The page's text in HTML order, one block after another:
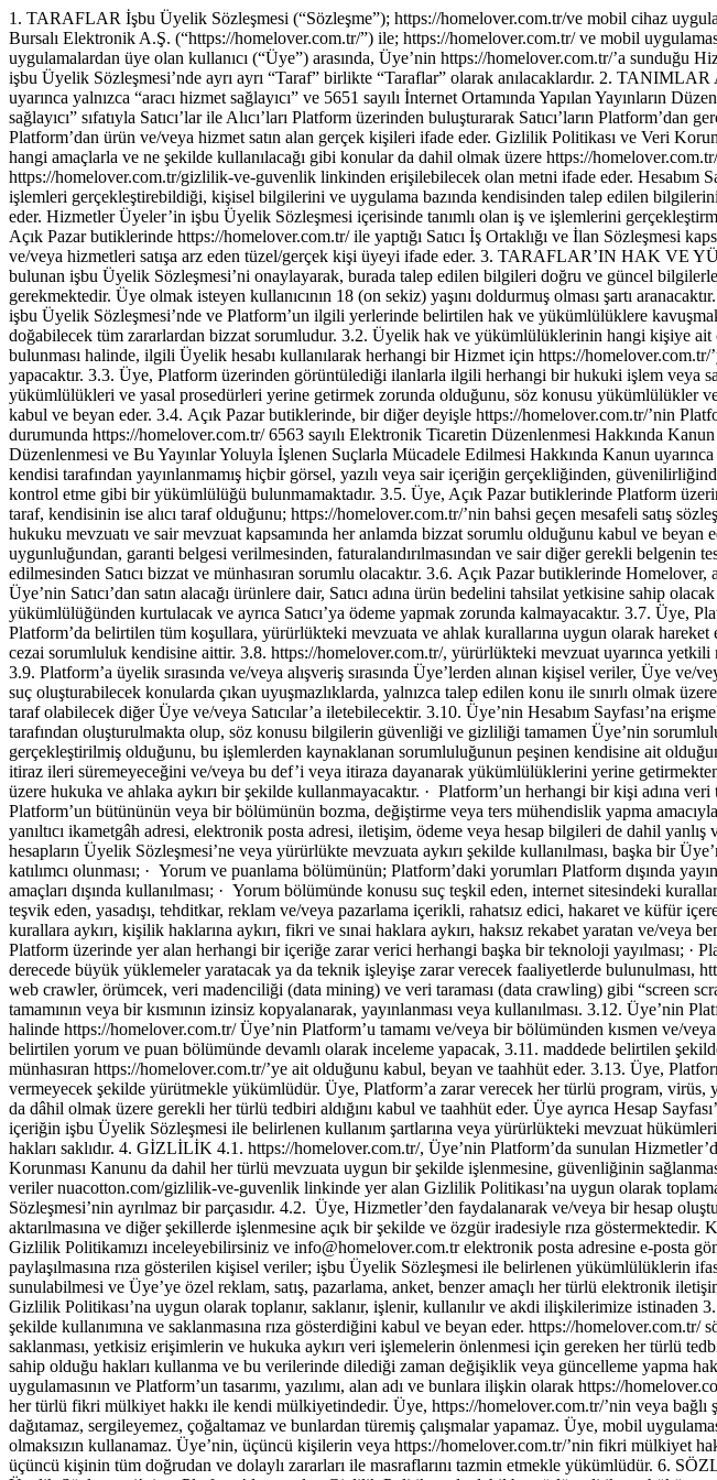
1. TARAFLAR İşbu Üyelik Sözleşmesi (“Sözleşme”); https://homelover.com.tr/ve mobil cihaz uygulamalarının sahibi olan ve DOSAB Çiğdem 1 Sokak No:14, 16369 Osmangazi/Bursa adresinde bulunan Bursalı Elektronik A.Ş. (“https://homelover.com.tr/”) ile; https://homelover.com.tr/ ve mobil uygulamasına (“Platform”) aşağıdaki şartları kabul ederek üye olan websitesi kullanıcısı veya mobil cihazlara kurulan uygulamalardan üye olan kullanıcı (“Üye”) arasında, Üye’nin https://homelover.com.tr/’a sunduğu Hizmetler’den yararlanmasına ilişkin koşulların belirlenmesi için akdedilmiştir. https://homelover.com.tr/ ve Üye işbu Üyelik Sözleşmesi’nde ayrı ayrı “Taraf” birlikte “Taraflar” olarak anılacaklardır. 2. TANIMLAR Açık Pazar https://homelover.com.tr/’nin 6563 sayılı Elektronik Ticaretin Düzenlenmesi Hakkında Kanun uyarınca yalnızca “aracı hizmet sağlayıcı” ve 5651 sayılı İnternet Ortamında Yapılan Yayınların Düzenlenmesi ve Bu Yayınlar Yoluyla İşlenen Suçlarla Mücadele Edilmesi Hakkında Kanun uyarınca “yer sağlayıcı” sıfatıyla Satıcı’lar ile Alıcı’ları Platform üzerinden buluşturarak Satıcı’ların Platform’dan gerçekleştirdikleri ürün ve/veya hizmet satışlarına ticari temsilci olarak aracılık ettiği modeli ifade eder. Alıcı Platform’dan ürün ve/veya hizmet satın alan gerçek kişileri ifade eder. Gizlilik Politikası ve Veri Koruma Bildirimi Üyeler’in Platform üzerinden ilettikleri kişisel verilerin, https://homelover.com.tr/ tarafından hangi amaçlarla ve ne şekilde kullanılacağı gibi konular da dahil olmak üzere https://homelover.com.tr/’nin kişisel verilere ve çerez kullanımına ilişkin genel gizlilik politikasını düzenleyen ve Platform üzerinden https://homelover.com.tr/gizlilik-ve-guvenlik linkinden erişilebilecek olan metni ifade eder. Hesabım Sayfası Üye’nin Platform’da yer alan çeşitli uygulamalardan ve Hizmetler’den yararlanabilmesi için gerekli işlemleri gerçekleştirebildiği, kişisel bilgilerini ve uygulama bazında kendisinden talep edilen bilgilerini girdiği sadece ilgili Üye tarafından belirlenen kullanıcı adı ve şifre ile erişilebilen Üye’ye özel sayfayı ifade eder. Hizmetler Üyeler’in işbu Üyelik Sözleşmesi içerisinde tanımlı olan iş ve işlemlerini gerçekleştirmelerini sağlamak amacıyla https://homelover.com.tr/ tarafından ortaya konulan uygulamaları ifade eder. Satıcı Açık Pazar butiklerinde https://homelover.com.tr/ ile yaptığı Satıcı İş Ortaklığı ve İlan Sözleşmesi kapsamında Platform’a üye olan ve oluşturduğu hesap üzerinden yayınladığı ilanlar aracılığıyla çeşitli ürün ve/veya hizmetleri satışa arz eden tüzel/gerçek kişi üyeyi ifade eder. 3. TARAFLAR’IN HAK VE YÜKÜMLÜLÜKLERİ 3.1. Üyelik statüsünün kazanılması için, Üye olmak isteyen kullanıcının, Platform’da bulunan işbu Üyelik Sözleşmesi’ni onaylayarak, burada talep edilen bilgileri doğru ve güncel bilgilerle doldurması, Üyelik başvurusunun https://homelover.com.tr/tarafından değerlendirilerek onaylanması gerekmektedir. Üye olmak isteyen kullanıcının 18 (on sekiz) yaşını doldurmuş olması şartı aranacaktır. Onaylanma işleminin tamamlanması ve Üye’ye bildirilmesi ile Üyelik statüsü başlamakta ve böylece Üye işbu Üyelik Sözleşmesi’nde ve Platform’un ilgili yerlerinde belirtilen hak ve yükümlülüklere kavuşmaktadır. Söz konusu Üyelik Sözleşmesi’ni doldururken doğru ve güncel bilgi sağlamayan Üye, bu sebeple doğabilecek tüm zararlardan bizzat sorumludur. 3.2. Üyelik hak ve yükümlülüklerinin hangi kişiye ait olduğu konusunda ihtilaf bulunması ve bu hususta söz konusu kişilerin https://homelover.com.tr/’den talepte bulunması halinde, ilgili Üyelik hesabı kullanılarak herhangi bir Hizmet için https://homelover.com.tr/’ye ödeme yapan en son kişinin Üyelik hesabının sahibi olduğunu kabul ederek, bu doğrultuda işlem yapacaktır. 3.3. Üye, Platform üzerinden görüntülediği ilanlarla ilgili herhangi bir hukuki işlem veya satın alma süreci başlatmak istemesi halinde, Platform’da yer alanlar da dahil olmak üzere tüm gerekli yasal yükümlülükleri ve yasal prosedürleri yerine getirmek zorunda olduğunu, söz konusu yükümlülükler ve prosedürlerle ilgili olarak https://homelover.com.tr/’nin herhangi bir bilgi ve sorumluluğunun bulunmadığını kabul ve beyan eder. 3.4. Açık Pazar butiklerinde, bir diğer deyişle https://homelover.com.tr/’nin Platform’da yer alan herhangi bir ürün veya hizmetin satıcısı konumunda olmaması durumunda https://homelover.com.tr/ 6563 sayılı Elektronik Ticaretin Düzenlenmesi Hakkında Kanun uyarınca yalnızca “aracı hizmet sağlayıcı” ve 5651 sayılı İnternet Ortamında Yapılan Yayınların Düzenlenmesi ve Bu Yayınlar Yoluyla İşlenen Suçlarla Mücadele Edilmesi Hakkında Kanun uyarınca “yer sağlayıcı” konumundadır. https://homelover.com.tr/, Açık Pazar butiklerinde Platform’da yer alan ve kendisi tarafından yayınlanmamış hiçbir görsel, yazılı veya sair içeriğin gerçekliğinden, güvenilirliğinden,
info@homelover.com.trelektronik posta adresine e-posta
paylaşılmasına rıza gösterilen kişisel veriler; işbu Üyelik Sözleşmesi ile belirlenen yükümlülüklerin
sunulabilmesi ve Üye’ye özel reklam, satış, pazarlama, anket, benzer amaçlı her türlü elektronik
Gizlilik Politikası’na uygun olarak toplanır, saklanır, işlenir, kullanılır ve akdi ilişkilerimize
şekilde kullanımına ve saklanmasına rıza gösterdiğini kabul ve beyan eder. https://
saklanması, yetkisiz erişimlerin ve hukuka aykırı veri işlemelerin önlenmesi için gereken her türlü
sahip olduğu hakları kullanma ve bu verilerinde dilediği zaman değişiklik veya güncelleme
uygulamasının ve Platform’un tasarımı, yazılımı, alan adı ve bunlara ilişkin olarak https://
her türlü fikri mülkiyet hakkı ile kendi mülkiyetindedir. Üye, https://homelover.com.tr/’nin veya
dağıtamaz, sergileyemez, çoğaltamaz ve bunlardan türemiş çalışmalar yapamaz. Üye, mobil
olmaksızın kullanamaz. Üye’nin, üçüncü kişilerin veya https://homelover.com.tr/’nin fikri mülkiyet
üçüncü kişinin tüm doğrudan ve dolaylı zararları ile masraflarını tazmin etmekle yükümlüdür. 6.